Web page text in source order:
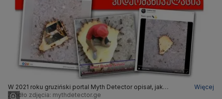
W 2021 roku gruziński portal Myth Detector opisał, jak
przerobiono filmik z mrówkami
Więcej
Źródło zdjęcia: mythdetector.ge